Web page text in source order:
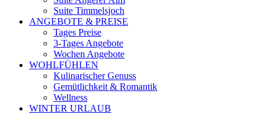
Suite Timmelsjoch
ANGEBOTE & PREISE
Tages Preise
3-Tages Angebote
Wochen Angebote
WOHLFÜHLEN
Kulinarischer Genuss
Gemütlichkeit & Romantik
Wellness
WINTER URLAUB